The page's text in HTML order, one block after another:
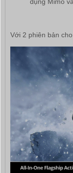
Với 2 phiên bản